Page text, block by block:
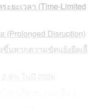
ยะเวลา (Time-Limited
(Prolonged Disruption)
ขึ้นหากความขัดแย้งยืดเยื้